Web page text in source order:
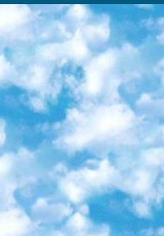
но желающие могут оплатить услуги персональных наставников. 2. «Смартия» знакомит с актуальными профессиями и подсказывает, как им обучаться. Выбрав заинтересовавшую вас специальность — SMM-специалист, фотограф, веб-дизайнер или другую, — увидите список необходимых для неё умений. Чтобы вы могли освоить их самостоятельно, для каждого умения площадка отображает подборку ссылок на учебные материалы. Хотя «Смартия» ориентируется на русскоязычную аудиторию, часть контента всё же доступна только на английском. 3. «Лекторий Физтеха» Проект Московского физико-технического института (Физтеха). С его помощью вы можете смотреть онлайн серии лекций, записанные на видео в этом вузе. В числе доступных предметов — физика, биология, химия, информационные технологии и другие. К некоторым лекциям администрация ресурса прилагает готовые конспекты, которые можно скачивать в PDF-формате. 4. ITMOcourses Онлайн-площадка Санкт-Петербургского национального исследовательского университета информационных технологий, механики и оптики (ИТМО). Ресурс предоставляет свободный доступ к курсам, разработанным в этом вузе. Каталог материалов разбит на четыре категории: «Оптические системы и технологии», «Приборостроение и робототехника», «Информационные технологии» и «Биотехнологии». Курсы состоят из видеолекций, интерактивных демонстраций и заданий. 5. «КиберЛенинка» Электронная научная библиотека открытого доступа. Каталог площадки регулярно обрастает текстами статей из различных научных изданий. Сгруппированные по журналам и рубрикам публикации можно читать онлайн или скачивать целиком в PDF-формате. Проект нацелен на популяризацию науки за счёт открытого доступа к качественной информации. 6. «ПостНаука» На этом ресурсе публикуют подборки видеолекций, составленные экспертами из разных отраслей и объединённые общими темами. Среди них, к примеру, есть серии «Биоинформатика и геномика», «Культура средневековой Скандинавии» и Cinema Studies о теории кино. Каждая подборка лекций — логически связанная история, рассказанная экспертом от первого лица. Кроме того, на сайте появляются научно-образовательные статьи и тесты на разные темы. 7. «Newочём» Команда проекта «Newочём» отбирает самые интересные тексты из англоязычных СМИ и переводит те из них, за которые голосуют участники сообщества «ВКонтакте». По большей части это научно-популярные статьи. Редакторы придумывают лишь заголовки, в остальном содержание переводов соответствует оригиналам. Полные тексты можно читать прямо в социальной сети. 8. InternetUrok Онлайн-база материалов по основным дисциплинам школьной программы. Информация на сайте структурирована по классам, предметам и темам (урокам). Каждый урок состоит из видеолекций и конспектов. Есть также интерактивные тренажёры и тесты для закрепления пройденного материала. Даже если вы давно окончили школу, возможность повторить программу старших классов всегда может пригодиться. 9. Edutainme Ещё один ресурс об образовании. В отличие от Newtonew, как мне кажется, Edutainme больше ориентируется на представителей индустрии: педагогов, предпринимателей, разработчиков образовательных проектов. Но и любой, кто просто стремится к саморазвитию, найдёт на сайте много полезного и интересного для себя. Например, информацию о новых курсах и образовательных сервисах. 10. Newtonew Онлайн-медиа об образовании и обучении в широком смысле. Авторы Newtonew пишут об инструментах, заведениях, тактиках и стратегиях, которые помогают учить других и получать новые знания самостоятельно. На этой площадке вы найдёте новости, обзоры, аналитические мат